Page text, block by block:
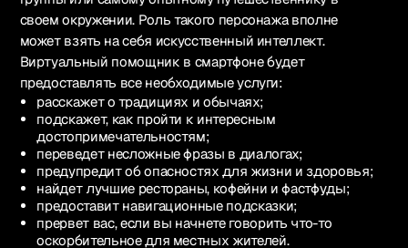
своем окружении. Роль такого персонажа вполне
может взять на себя искусственный интеллект.
Виртуальный помощник в смартфоне будет
предоставлять все необходимые услуги:
расскажет о традициях и обычаях;
подскажет, как пройти к интересным
достопримечательностям;
переведет несложные фразы в диалогах;
предупредит об опасностях для жизни и здоровья;
найдет лучшие рестораны, кофейни и фастфуды;
предоставит навигационные подсказки;
прервет вас, если вы начнете говорить что-то
оскорбительное для местных жителей.